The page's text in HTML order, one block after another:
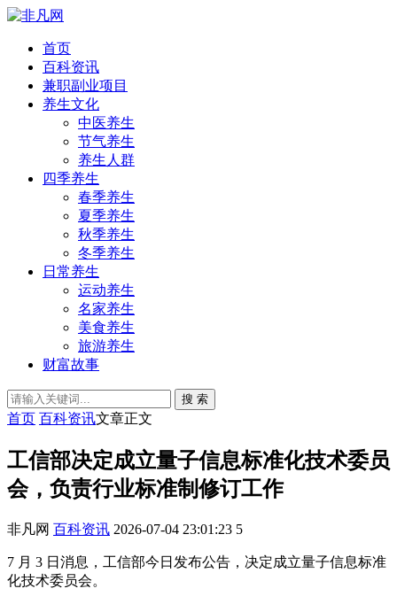
首页
百科资讯
兼职副业项目
养生文化
中医养生
节气养生
养生人群
四季养生
春季养生
夏季养生
秋季养生
冬季养生
日常养生
运动养生
名家养生
美食养生
旅游养生
财富故事
搜 索
首页 百科资讯文章正文
工信部决定成立量子信息标准化技术委员
会，负责行业标准制修订工作
非凡网 百科资讯 2026-07-04 23:01:23 5
7 月 3 日消息，工信部今日发布公告，决定成立量子信息标准
化技术委员会。